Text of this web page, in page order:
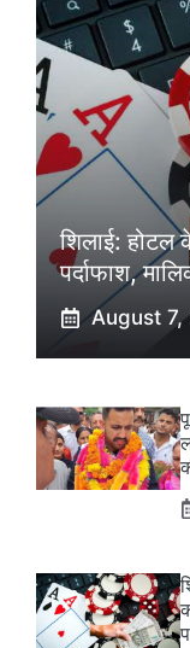
शिलाई:
पर्दाफाश,
August 7,